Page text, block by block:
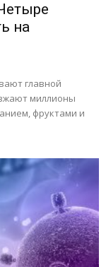
на
главной
миллионы
фруктами и